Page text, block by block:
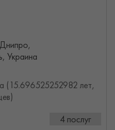
Украина
(15.696525252982 лет,
4 послуг